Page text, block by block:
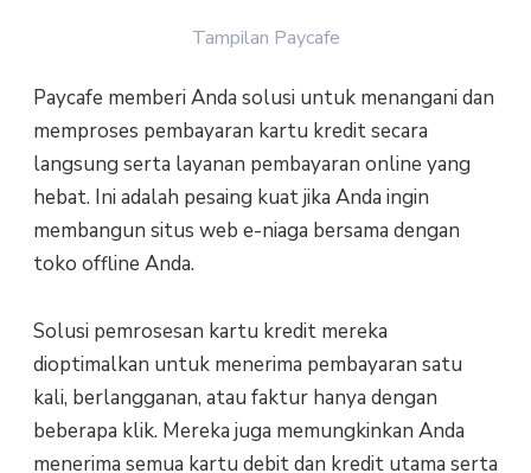
Tampilan Paycafe
Paycafe memberi Anda solusi untuk menangani dan
memproses pembayaran kartu kredit secara
langsung serta layanan pembayaran online yang
hebat. Ini adalah pesaing kuat jika Anda ingin
membangun situs web e-niaga bersama dengan
toko offline Anda.
Solusi pemrosesan kartu kredit mereka
dioptimalkan untuk menerima pembayaran satu
kali, berlangganan, atau faktur hanya dengan
beberapa klik. Mereka juga memungkinkan Anda
menerima semua kartu debit dan kredit utama serta